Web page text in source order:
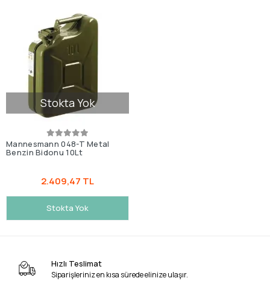
Stokta Yok
Mannesmann 048-T Metal
Benzin Bidonu 10Lt
2.409,47 TL
Stokta Yok
Hızlı Teslimat
Siparişleriniz en kısa sürede elinize ulaşır.